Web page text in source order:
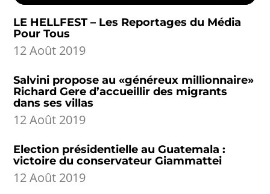
LE HELLFEST – Les Reportages du Média
Pour Tous
12 Août 2019
Salvini propose au «généreux millionnaire»
Richard Gere d’accueillir des migrants
dans ses villas
12 Août 2019
Election présidentielle au Guatemala :
victoire du conservateur Giammattei
12 Août 2019